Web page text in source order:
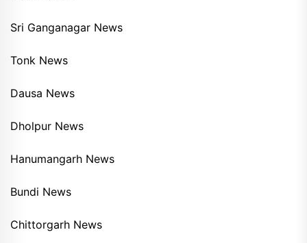
Sri Ganganagar News
Tonk News
Dausa News
Dholpur News
Hanumangarh News
Bundi News
Chittorgarh News